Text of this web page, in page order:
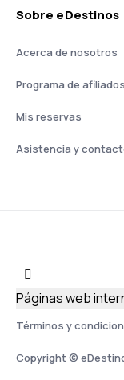
Sobre eDestinos
Acerca de nosotros
Programa de afiliados
Mis reservas
Asistencia y
Términos y
Copyright ©
Páginas web